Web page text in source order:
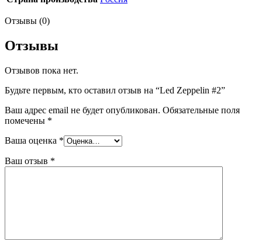
Отзывы (0)
Отзывы
Отзывов пока нет.
Будьте первым, кто оставил отзыв на “Led Zeppelin #2”
Ваш адрес email не будет опубликован. Обязательные поля
помечены *
Ваша оценка *
Ваш отзыв *